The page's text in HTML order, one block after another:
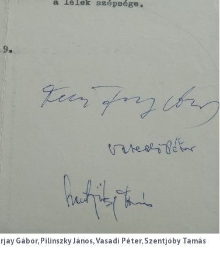
Gábor, Pilinszky János, Vasadi Péter, Szentjóby Tamás
Parvathy Baul: A NAGY LELKEK DALAI.